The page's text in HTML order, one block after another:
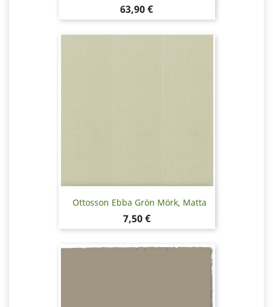
Pris
63,90 €
Ottosson Ebba Grön Mörk, Matta
Pris
7,50 €